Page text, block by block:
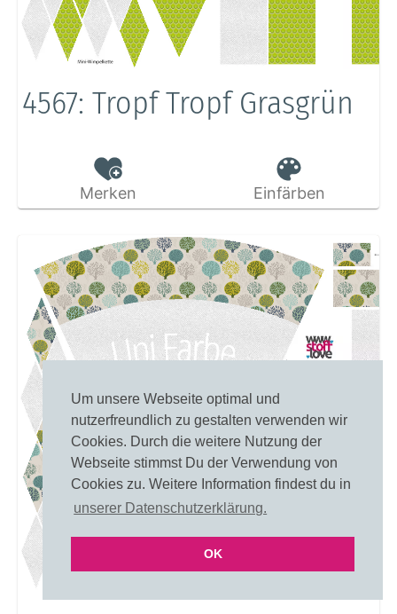
Um unsere Webseite optimal und
nutzerfreundlich zu gestalten verwenden wir
Cookies. Durch die weitere Nutzung der
Webseite stimmst Du der Verwendung von
Cookies zu. Weitere Information findest du in
unserer Datenschutzerklärung.
OK
4567: Tropf Tropf Grasgrün
Merken Einfärben